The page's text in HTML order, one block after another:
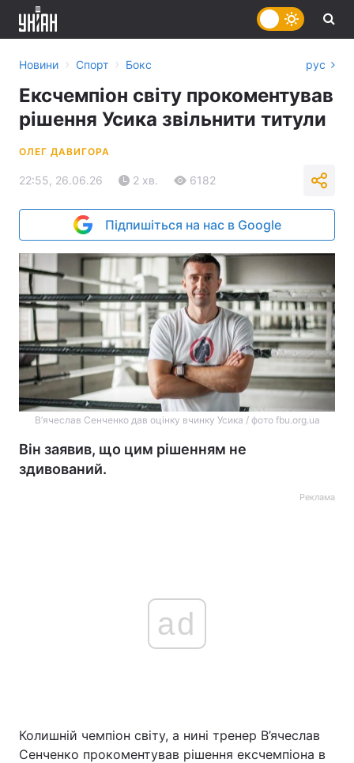
Новини › Спорт › Бокс рус
Ексчемпіон світу прокоментував
рішення Усика звільнити титули
ОЛЕГ ДАВИГОРА
22:55, 26.06.26 2 хв. 6182
Підпишіться на нас в Google
В’ячеслав Сенченко дав оцінку вчинку Усика / фото fbu.org.ua
Він заявив, що цим рішенням не
здивований.
Реклама
ad
Колишній чемпіон світу, а нині тренер В’ячеслав
Сенченко прокоментував рішення ексчемпіона в